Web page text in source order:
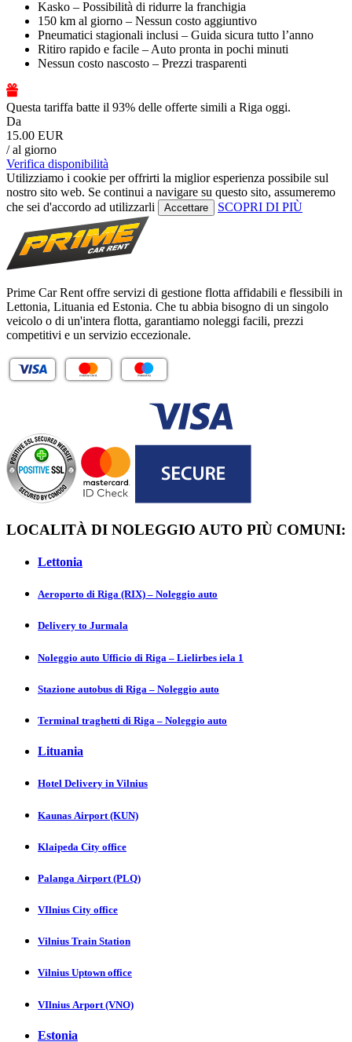
Kasko – Possibilità di ridurre la franchigia
150 km al giorno – Nessun costo aggiuntivo
Pneumatici stagionali inclusi – Guida sicura tutto l’anno
Ritiro rapido e facile – Auto pronta in pochi minuti
Nessun costo nascosto – Prezzi trasparenti
Questa tariffa batte il 93% delle offerte simili a Riga oggi.
Da
15.00 EUR
/ al giorno
Verifica disponibilità
Utilizziamo i cookie per offrirti la miglior esperienza possibile sul
nostro sito web. Se continui a navigare su questo sito, assumeremo
che sei d'accordo ad utilizzarli
Accettare SCOPRI DI PIÙ
Prime Car Rent offre servizi di gestione flotta affidabili e flessibili in
Lettonia, Lituania ed Estonia. Che tu abbia bisogno di un singolo
veicolo o di un'intera flotta, garantiamo noleggi facili, prezzi
competitivi e un servizio eccezionale.
LOCALITÀ DI NOLEGGIO AUTO PIÙ COMUNI:
Lettonia
Aeroporto di Riga (RIX) – Noleggio auto
Delivery to Jurmаla
Noleggio auto Ufficio di Riga – Lielirbes iela 1
Stazione autobus di Riga – Noleggio auto
Terminal traghetti di Riga – Noleggio auto
Lituania
Hotel Delivery in Vіlnіus
Kaunas Аіrport (KUN)
Klaipeda City offiсе
Palanga Аіrport (PLQ)
VIlnius City оfficе
Vilnius Trаin Stаtion
Vilnius Uptown оfficе
VIlnius Аrport (VNO)
Estonia